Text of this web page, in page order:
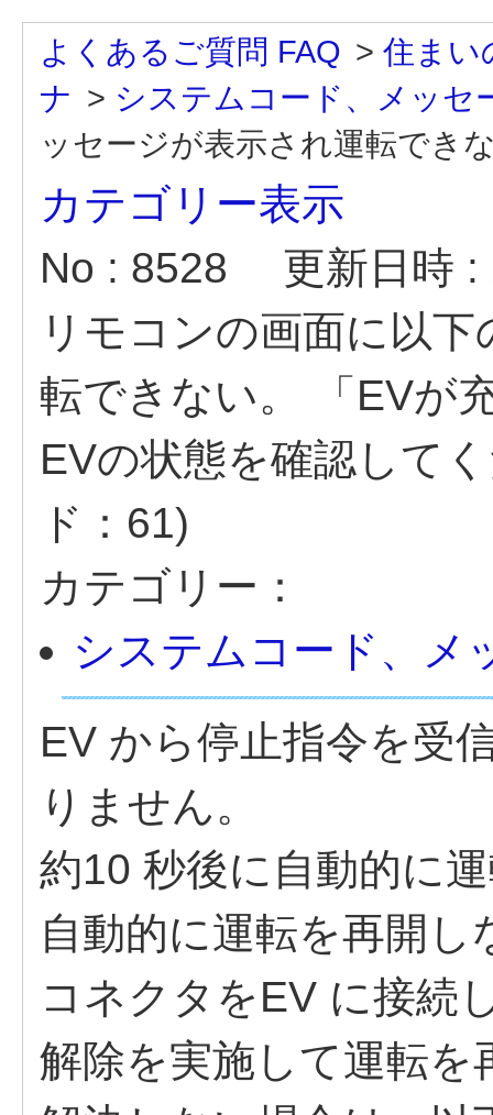
よくあるご質問 FAQ > 住まい
ナ > システムコード、メッセ
ッセージが表示され運転でき
カテゴリー表示
No : 8528
更新日時
リモコンの画面に以
転できない。 「EVが
EVの状態を確認して
ド：61)
カテゴリー：
システムコード、メ
EV から停止指令を受
りません。
約10 秒後に自動的に
自動的に運転を再開
コネクタをEV に接続
解除を実施して運転を